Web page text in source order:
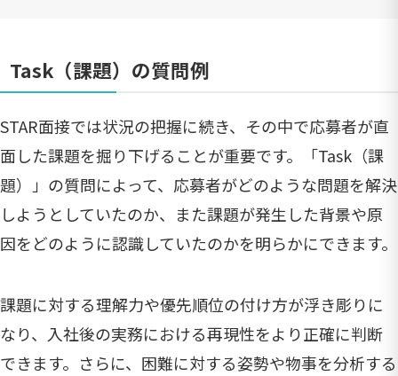
Task（課題）の質問例
STAR面接では状況の把握に続き、その中で応募者が直
面した課題を掘り下げることが重要です。「Task（課
題）」の質問によって、応募者がどのような問題を解決
しようとしていたのか、また課題が発生した背景や原
因をどのように認識していたのかを明らかにできます。
課題に対する理解力や優先順位の付け方が浮き彫りに
なり、入社後の実務における再現性をより正確に判断
できます。さらに、困難に対する姿勢や物事を分析する